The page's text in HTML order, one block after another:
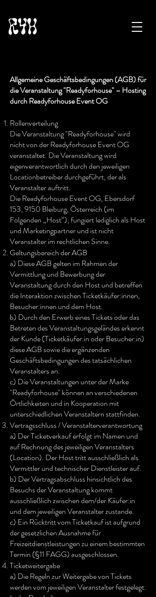
Allgemeine Geschäftsbedingungen (AGB) für
die Veranstaltung "Readyforhouse" – Hosting
durch Readyforhouse Event OG
Rollenverteilung
Die Veranstaltung "Readyforhouse" wird
nicht von der Readyforhouse Event OG
veranstaltet. Die Veranstaltung wird
eigenverantwortlich durch den jeweiligen
Locationbetreiber durchgeführt, der als
Veranstalter auftritt.
Die Readyforhouse Event OG, Ebersdorf
153, 9150 Bleiburg, Österreich (im
Folgenden „Host“), fungiert lediglich als Host
und Marketingpartner und ist nicht
Veranstalter im rechtlichen Sinne.
Geltungsbereich der AGB
a) Diese AGB gelten im Rahmen der
Vermittlung und Bewerbung der
Veranstaltung durch den Host und betreffen
die Interaktion zwischen Ticketkäufer:innen,
Besucher:innen und dem Host.
b) Durch den Erwerb eines Tickets oder das
Betreten des Veranstaltungsgeländes erkennt
der Kunde (Ticketkäufer:in oder Besucher:in)
diese AGB sowie die ergänzenden
Geschäftsbedingungen des tatsächlichen
Veranstalters an.
c) Die Veranstaltungen unter der Marke
"Readyforhouse" können an verschiedenen
Örtlichkeiten und in Kooperation mit
unterschiedlichen Veranstaltern stattfinden.
Vertragsschluss / Veranstalterverantwortung
a) Der Ticketverkauf erfolgt im Namen und
auf Rechnung des jeweiligen Veranstalters
(Location). Der Host tritt ausschließlich als
Vermittler und technischer Dienstleister auf.
b) Der Vertragsabschluss hinsichtlich des
Besuchs der Veranstaltung kommt
ausschließlich zwischen dem/der Käufer:in
und dem jeweiligen Veranstalter zustande.
c) Ein Rücktritt vom Ticketkauf ist aufgrund
der gesetzlichen Ausnahme für
Freizeitdienstleistungen zu einem bestimmten
Termin (§11 FAGG) ausgeschlossen.
Ticketweitergabe
a) Die Regeln zur Weitergabe von Tickets
werden vom jeweiligen Veranstalter festgelegt.